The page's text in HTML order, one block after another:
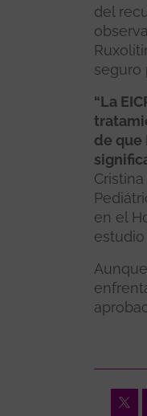
del
seguro
“La
de que
en el
estudio